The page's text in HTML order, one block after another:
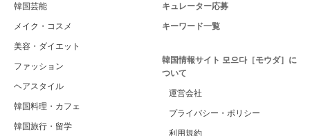
韓国芸能
メイク・コスメ
美容・ダイエット
ファッション
ヘアスタイル
韓国料理・カフェ
韓国旅行・留学
キュレーター応募
キーワード一覧
韓国情報サイト 모으다［モウダ］に
ついて
運営会社
プライバシー・ポリシー
利用規約